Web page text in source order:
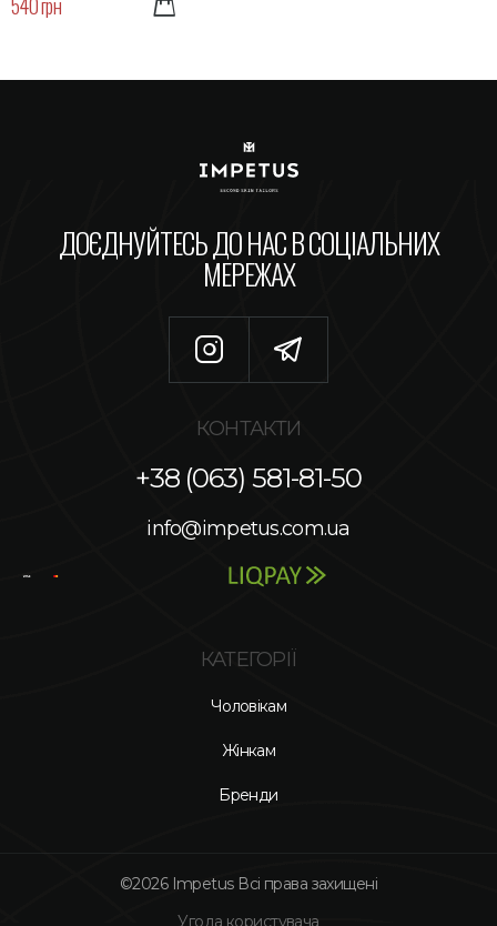
ДОЄДНУЙТЕСЬ ДО НАС В СОЦІАЛЬНИХ
МЕРЕЖАХ
КОНТАКТИ
+38 (063) 581-81-50
info@impetus.com.ua
КАТЕГОРІЇ
Чоловікам
Жінкам
Бренди
©2026 Impetus Всі права захищені
Угода користувача